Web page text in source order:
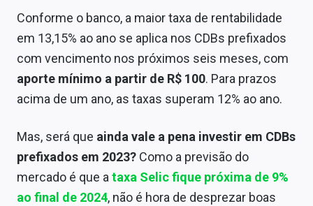
Expediente
Conforme o banco, a maior taxa de rentabilidade
em 13,15% ao ano se aplica nos CDBs prefixados
com vencimento nos próximos seis meses, com
aporte mínimo a partir de R$ 100. Para prazos
acima de um ano, as taxas superam 12% ao ano.
Mas, será que ainda vale a pena investir em CDBs
prefixados em 2023? Como a previsão do
mercado é que ataxa Selic fique próxima de 9%
ao final de 2024, não é hora de desprezar boas